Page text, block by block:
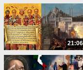
21:06